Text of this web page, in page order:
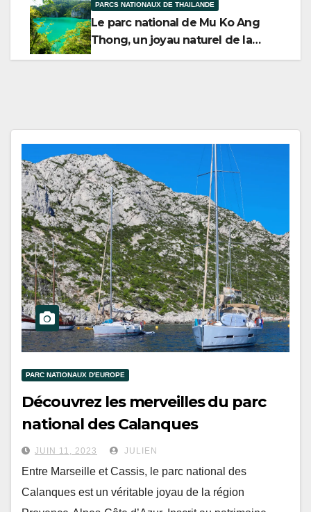
PARCS NATIONAUX DE THAILANDE
Le parc national de Mu Ko Ang
Thong, un joyau naturel de la
Thaïlande
PARC NATIONAUX D'EUROPE
Découvrez les merveilles du parc
national des Calanques
JUIN 11, 2023 JULIEN
Entre Marseille et Cassis, le parc national des
Calanques est un véritable joyau de la région